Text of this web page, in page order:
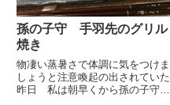
孫の子守 手羽先のグリル
焼き
物凄い蒸暑さで体調に気をつけま
しょうと注意喚起の出されていた
昨日 私は朝早くから孫の子守に